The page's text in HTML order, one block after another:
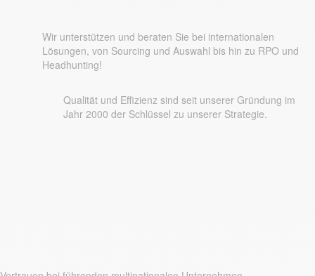
Wir unterstützen und beraten Sie bei internationalen
Lösungen, von Sourcing und Auswahl bis hin zu RPO und
Headhunting!
Qualität und Effizienz sind seit unserer Gründung im
Jahr 2000 der Schlüssel zu unserer Strategie.